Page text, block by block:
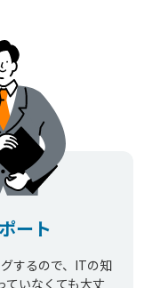
ート
するので、ITの知
ていなくても大丈